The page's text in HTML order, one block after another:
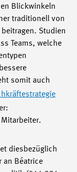
Blickwinkeln
traditionell von
Studien
Teams, welche
somit auch
diesbezüglich
an Béatrice